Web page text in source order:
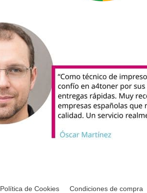
Política de Cookies Condiciones de compra